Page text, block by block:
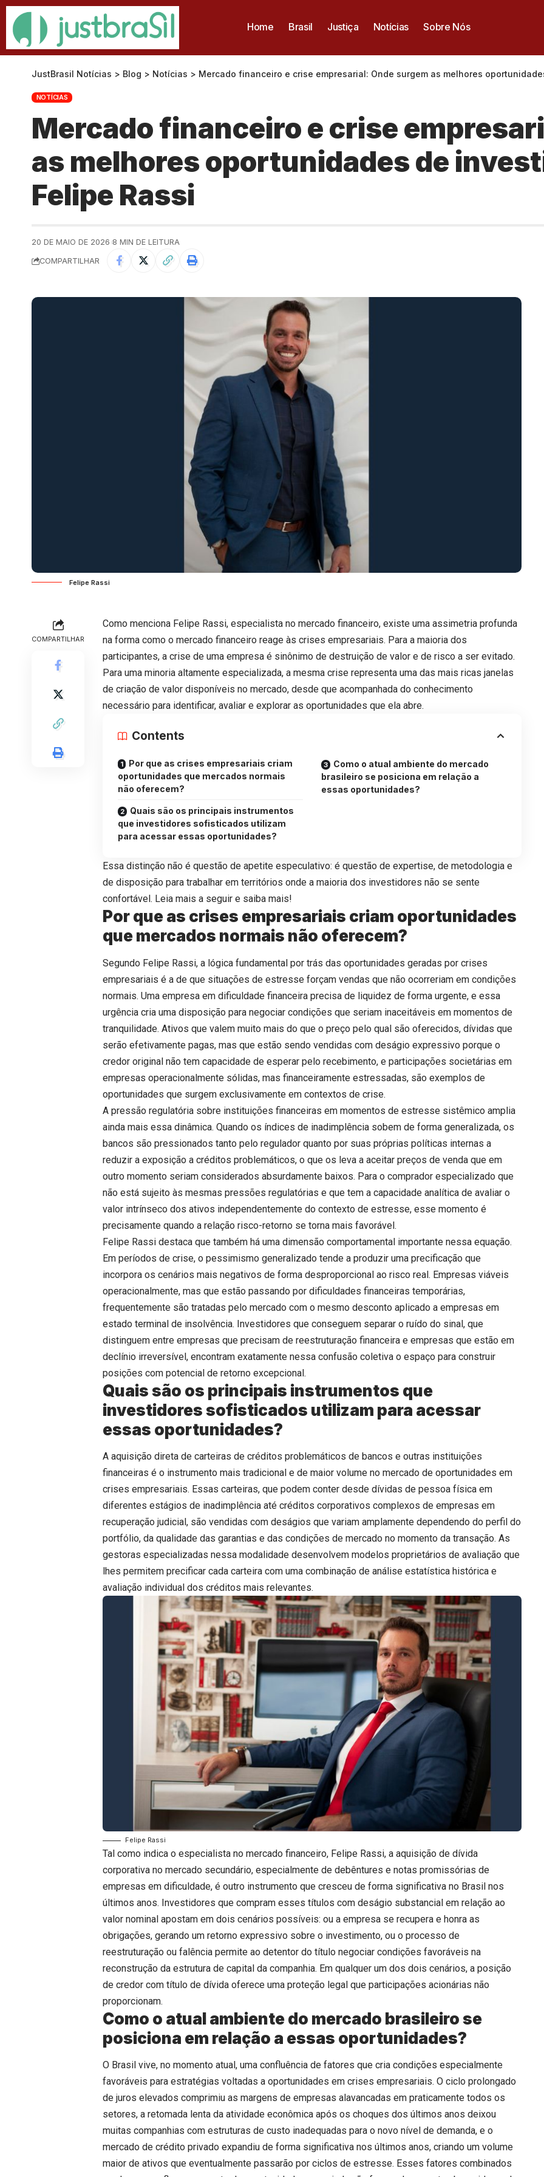
Home Brasil Justiça Notícias Sobre Nós
JustBrasil Notícias > Blog > Notícias > Mercado financeiro e crise empresarial: Onde surgem as melhores
NOTÍCIAS
Mercado financeiro e crise
as melhores oportunidades de
Felipe Rassi
20 DE MAIO DE 2026 8 MIN DE LEITURA
COMPARTILHAR
Felipe Rassi
COMPARTILHAR
Como menciona Felipe Rassi, especialista no mercado financeiro, existe uma assimetria profunda
na forma como o mercado financeiro reage às crises empresariais. Para a maioria dos
participantes, a crise de uma empresa é sinônimo de destruição de valor e de risco a ser evitado.
Para uma minoria altamente especializada, a mesma crise representa uma das mais ricas janelas
de criação de valor disponíveis no mercado, desde que acompanhada do conhecimento
necessário para identificar, avaliar e explorar as oportunidades que ela abre.
Contents
Por que as crises empresariais criam
oportunidades que mercados normais
não oferecem?
Quais são os principais instrumentos
que investidores sofisticados utilizam
para acessar essas oportunidades?
Como o atual ambiente do mercado
brasileiro se posiciona em relação a
essas oportunidades?
Essa distinção não é questão de apetite especulativo: é questão de expertise, de metodologia e
de disposição para trabalhar em territórios onde a maioria dos investidores não se sente
confortável. Leia mais a seguir e saiba mais!
Por que as crises empresariais criam oportunidades
que mercados normais não oferecem?
Segundo Felipe Rassi, a lógica fundamental por trás das oportunidades geradas por crises
empresariais é a de que situações de estresse forçam vendas que não ocorreriam em condições
normais. Uma empresa em dificuldade financeira precisa de liquidez de forma urgente, e essa
urgência cria uma disposição para negociar condições que seriam inaceitáveis em momentos de
tranquilidade. Ativos que valem muito mais do que o preço pelo qual são oferecidos, dívidas que
serão efetivamente pagas, mas que estão sendo vendidas com deságio expressivo porque o
credor original não tem capacidade de esperar pelo recebimento, e participações societárias em
empresas operacionalmente sólidas, mas financeiramente estressadas, são exemplos de
oportunidades que surgem exclusivamente em contextos de crise.
A pressão regulatória sobre instituições financeiras em momentos de estresse sistêmico amplia
ainda mais essa dinâmica. Quando os índices de inadimplência sobem de forma generalizada, os
bancos são pressionados tanto pelo regulador quanto por suas próprias políticas internas a
reduzir a exposição a créditos problemáticos, o que os leva a aceitar preços de venda que em
outro momento seriam considerados absurdamente baixos. Para o comprador especializado que
não está sujeito às mesmas pressões regulatórias e que tem a capacidade analítica de avaliar o
valor intrínseco dos ativos independentemente do contexto de estresse, esse momento é
precisamente quando a relação risco-retorno se torna mais favorável.
Felipe Rassi destaca que também há uma dimensão comportamental importante nessa equação.
Em períodos de crise, o pessimismo generalizado tende a produzir uma precificação que
incorpora os cenários mais negativos de forma desproporcional ao risco real. Empresas viáveis
operacionalmente, mas que estão passando por dificuldades financeiras temporárias,
frequentemente são tratadas pelo mercado com o mesmo desconto aplicado a empresas em
estado terminal de insolvência. Investidores que conseguem separar o ruído do sinal, que
distinguem entre empresas que precisam de reestruturação financeira e empresas que estão em
declínio irreversível, encontram exatamente nessa confusão coletiva o espaço para construir
posições com potencial de retorno excepcional.
Quais são os principais instrumentos que
investidores sofisticados utilizam para acessar
essas oportunidades?
A aquisição direta de carteiras de créditos problemáticos de bancos e outras instituições
financeiras é o instrumento mais tradicional e de maior volume no mercado de oportunidades em
crises empresariais. Essas carteiras, que podem conter desde dívidas de pessoa física em
diferentes estágios de inadimplência até créditos corporativos complexos de empresas em
recuperação judicial, são vendidas com deságios que variam amplamente dependendo do perfil do
portfólio, da qualidade das garantias e das condições de mercado no momento da transação. As
gestoras especializadas nessa modalidade desenvolvem modelos proprietários de avaliação que
lhes permitem precificar cada carteira com uma combinação de análise estatística histórica e
avaliação individual dos créditos mais relevantes.
Felipe Rassi
Tal como indica o especialista no mercado financeiro, Felipe Rassi, a aquisição de dívida
corporativa no mercado secundário, especialmente de debêntures e notas promissórias de
empresas em dificuldade, é outro instrumento que cresceu de forma significativa no Brasil nos
últimos anos. Investidores que compram esses títulos com deságio substancial em relação ao
valor nominal apostam em dois cenários possíveis: ou a empresa se recupera e honra as
obrigações, gerando um retorno expressivo sobre o investimento, ou o processo de
reestruturação ou falência permite ao detentor do título negociar condições favoráveis na
reconstrução da estrutura de capital da companhia. Em qualquer um dos dois cenários, a posição
de credor com título de dívida oferece uma proteção legal que participações acionárias não
proporcionam.
Como o atual ambiente do mercado brasileiro se
posiciona em relação a essas oportunidades?
O Brasil vive, no momento atual, uma confluência de fatores que cria condições especialmente
favoráveis para estratégias voltadas a oportunidades em crises empresariais. O ciclo prolongado
de juros elevados comprimiu as margens de empresas alavancadas em praticamente todos os
setores, a retomada lenta da atividade econômica após os choques dos últimos anos deixou
muitas companhias com estruturas de custo inadequadas para o novo nível de demanda, e o
mercado de crédito privado expandiu de forma significativa nos últimos anos, criando um volume
maior de ativos que eventualmente passarão por ciclos de estresse. Esses fatores combinados